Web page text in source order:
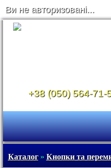
Ви не авторизовані...
+38 (050) 564-71-
Каталог» Кнопки та